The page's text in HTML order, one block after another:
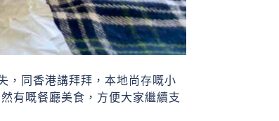
，同香港講拜拜，本地尚存嘅小
有嘅餐廳美食，方便大家繼續支